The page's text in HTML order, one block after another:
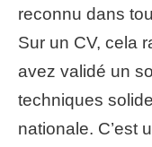
reconnu dans
Sur un CV, cela
avez validé un
techniques
nationale. C’est